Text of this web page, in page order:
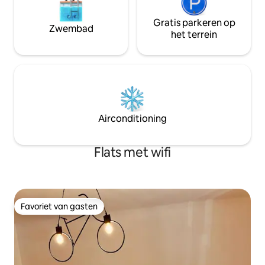
Zwembad
Gratis parkeren op
het terrein
Airconditioning
Flats met wifi
Favoriet van gasten
Favoriet van gasten